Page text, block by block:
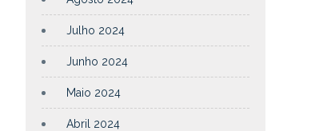
Julho 2024
Junho 2024
Maio 2024
Abril 2024